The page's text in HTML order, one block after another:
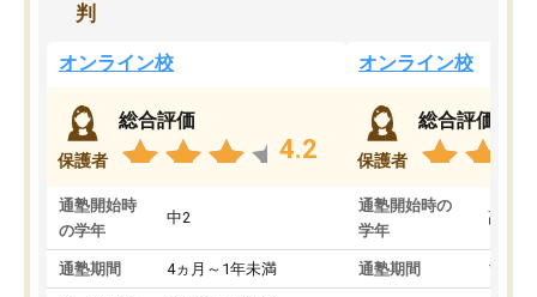
判
オンライン校
保護者
総合評価
4.2
通塾開始時
の学年
中2
通塾期間 4ヵ月～1年未満
オンライン校
保護者
総合評価
通塾開始時の
学年
高3
通塾期間 1～3